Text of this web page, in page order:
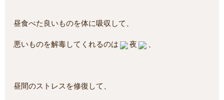
昼食べた良いものを体に吸収して、
悪いものを解毒してくれるのは 夜
昼間のストレスを修復して、